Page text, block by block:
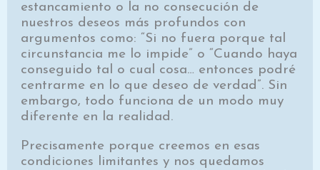
estancamiento o la no consecución de
nuestros deseos más profundos con
argumentos como: “Si no fuera porque tal
circunstancia me lo impide” o “Cuando haya
conseguido tal o cual cosa… entonces podré
centrarme en lo que deseo de verdad”. Sin
embargo, todo funciona de un modo muy
diferente en la realidad.
Precisamente porque creemos en esas
condiciones limitantes y nos quedamos